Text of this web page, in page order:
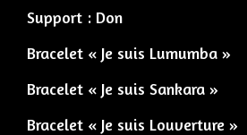
Support : Don
Bracelet « Je suis Lumumba »
Bracelet « Je suis Sankara »
Bracelet « Je suis Louverture »